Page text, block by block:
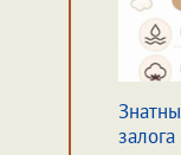
залога